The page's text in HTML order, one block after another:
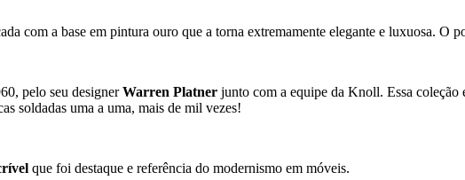
com a base em pintura ouro que a torna extremamente elegante e luxuosa. O
pelo seu designerWarren Platner junto com a equipe da Knoll. Essa
soldadas uma a uma, mais de mil vezes!
que foi destaque e referência do modernismo em móveis.